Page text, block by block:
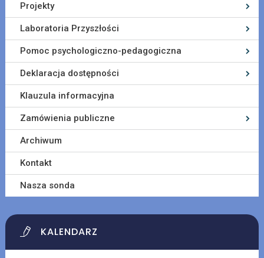
Projekty
Laboratoria Przyszłości
Pomoc psychologiczno-pedagogiczna
Deklaracja dostępności
Klauzula informacyjna
Zamówienia publiczne
Archiwum
Kontakt
Nasza sonda
KALENDARZ